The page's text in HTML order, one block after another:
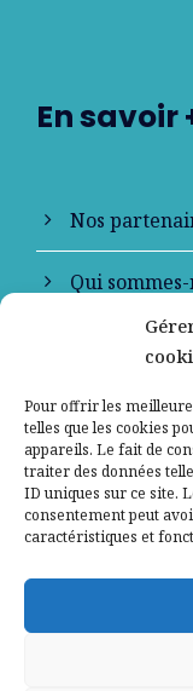
Pour offrir les
telles que les cookies
appareils. Le fait de
traiter des données
ID uniques sur ce site.
consentement peut
caractéristiques et
En savoir
Nos
Qui
Contactez-
Mentions
Politique de